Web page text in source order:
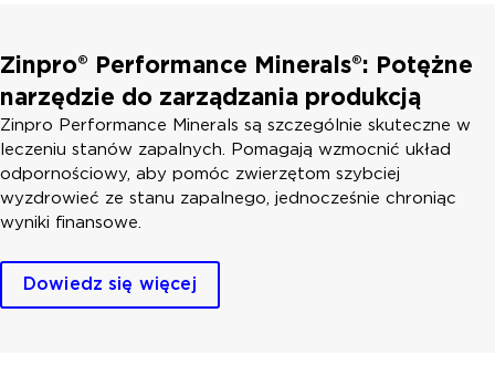
Zinpro® Performance Minerals®: Potężne
narzędzie do zarządzania produkcją
Zinpro Performance Minerals są szczególnie skuteczne w
leczeniu stanów zapalnych. Pomagają wzmocnić układ
odpornościowy, aby pomóc zwierzętom szybciej
wyzdrowieć ze stanu zapalnego, jednocześnie chroniąc
wyniki finansowe.
Dowiedz się więcej